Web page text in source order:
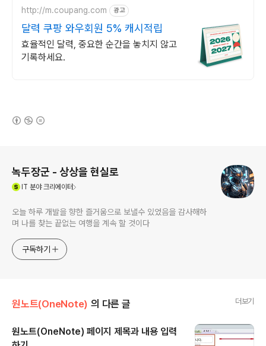
http://m.coupang.com 광고
달력 쿠팡 와우회원 5% 캐시적립
효율적인 달력, 중요한 순간을 놓치지 않고
기록하세요.
녹두장군 - 상상을 현실로
IT 분야 크리에이터
오늘 하루 개발을 향한 즐거움으로 보낼수 있었음을 감사해하
며 나를 찾는 끝없는 여행을 계속 할 것이다
구독하기
원노트(OneNote) 의 다른 글 더보기
원노트(OneNote) 페이지 제목과 내용 입력